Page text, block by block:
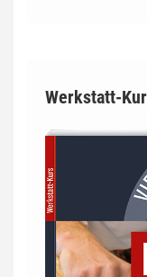
Werkstatt-